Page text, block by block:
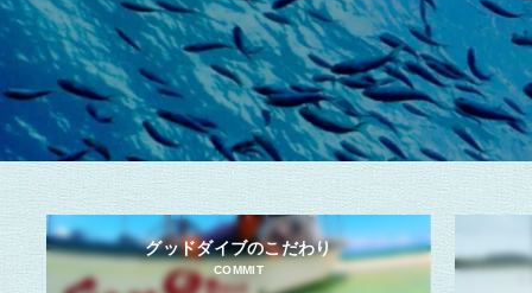
グッドダイブのこだわり
COMMIT